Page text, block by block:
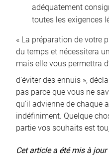
adéquatement
toutes les exigences
« La préparation de votre
du temps et nécessitera
mais elle vous permettra
d’éviter des ennuis »,
pas parce que vous ne
qu’il advienne de chaque
indéfiniment. Quelque
partie vos souhaits est
Cet article a été mis à